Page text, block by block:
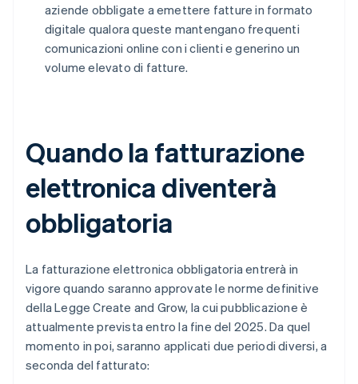
aziende obbligate a emettere fatture in formato
digitale qualora queste mantengano frequenti
comunicazioni online con i clienti e generino un
volume elevato di fatture.
Quando la fatturazione
elettronica diventerà
obbligatoria
La fatturazione elettronica obbligatoria entrerà in
vigore quando saranno approvate le norme definitive
della Legge Create and Grow, la cui pubblicazione è
attualmente prevista entro la fine del 2025. Da quel
momento in poi, saranno applicati due periodi diversi, a
seconda del fatturato: